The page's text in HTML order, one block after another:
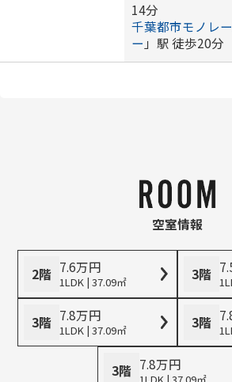
14分
千葉都市モノレ
ー 」駅 徒歩20分
空室情報
2階 7.6万円
1LDK | 37.09㎡ 3階
3階 7.8万円
1LDK | 37.09㎡ 3階
3階 7.8万円
1LDK | 37.09㎡